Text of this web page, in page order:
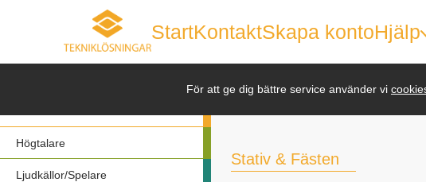
För att ge dig bättre service använder vi
Högtalare
Ljudkällor/Spelare
Stativ & Fästen
StartKontaktSkapa kontoHjälp